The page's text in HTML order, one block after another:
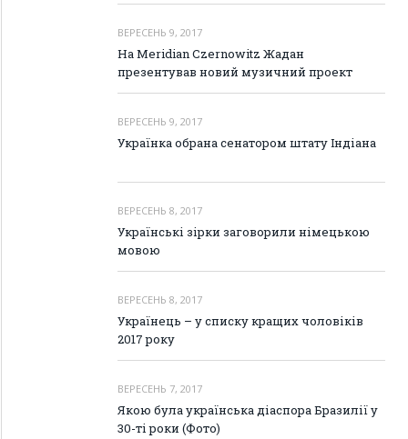
ВЕРЕСЕНЬ 9, 2017
На Meridian Czernowitz Жадан
презентував новий музичний проект
ВЕРЕСЕНЬ 9, 2017
Українка обрана сенатором штату Індіана
ВЕРЕСЕНЬ 8, 2017
Українські зірки заговорили німецькою
мовою
ВЕРЕСЕНЬ 8, 2017
Українець – у списку кращих чоловіків
2017 року
ВЕРЕСЕНЬ 7, 2017
Якою була українська діаспора Бразилії у
30-ті роки (Фото)